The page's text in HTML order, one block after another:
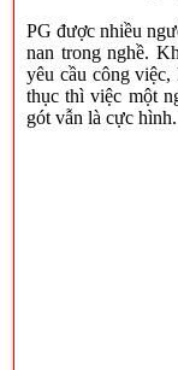
PG được nhiều
nan trong nghề.
yêu cầu công
thục thì việc một
gót vẫn là cực hình.